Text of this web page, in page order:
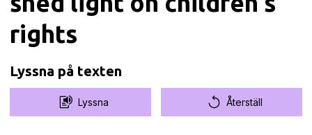
rights
Lyssna på texten
Lyssna Återställ